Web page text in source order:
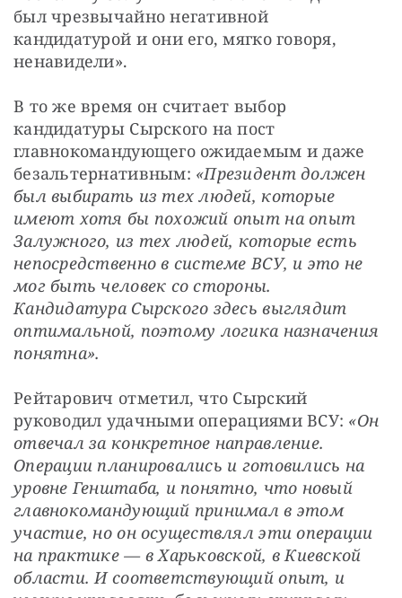
был чрезвычайно негативной
кандидатурой и они его, мягко говоря,
ненавидели».
В то же время он считает выбор
кандидатуры Сырского на пост
главнокомандующего ожидаемым и даже
безальтернативным: «Президент должен
был выбирать из тех людей, которые
имеют хотя бы похожий опыт на опыт
Залужного, из тех людей, которые есть
непосредственно в системе ВСУ, и это не
мог быть человек со стороны.
Кандидатура Сырского здесь выглядит
оптимальной, поэтому логика назначения
понятна».
Рейтарович отметил, что Сырский
руководил удачными операциями ВСУ: «Он
отвечал за конкретное направление.
Операции планировались и готовились на
уровне Генштаба, и понятно, что новый
главнокомандующий принимал в этом
участие, но он осуществлял эти операции
на практике — в Харьковской, в Киевской
области. И соответствующий опыт, и